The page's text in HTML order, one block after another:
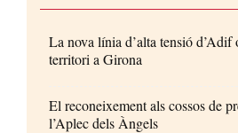
La nova línia d’alta tensió d’Adif
territori a Girona
El reconeixement als cossos de
l’Aplec dels Àngels